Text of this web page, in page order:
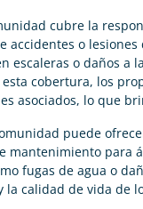
cubre la
accidentes o
escaleras o daños a
cobertura, los
asociados, lo que
puede
mantenimiento para
fugas de agua o
la calidad de vida de